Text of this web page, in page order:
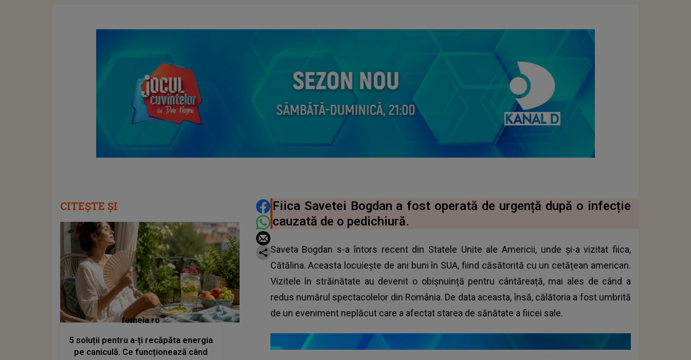
DISTRIBUIE ARTICOLUL
Fiica Savetei Bogdan a fost operată de urgență după o infecție
cauzată de o pedichiură.
Saveta Bogdan s-a întors recent din Statele Unite ale Americii, unde și-a vizitat fiica,
Cătălina. Aceasta locuiește de ani buni în SUA, fiind căsătorită cu un cetățean american.
Vizitele în străinătate au devenit o obișnuință pentru cântăreață, mai ales de când a
redus numărul spectacolelor din România. De data aceasta, însă, călătoria a fost umbrită
de un eveniment neplăcut care a afectat starea de sănătate a fiicei sale.
CITEȘTE ȘI
femeia.ro
5 soluții pentru a-ți recăpăta energia
pe caniculă. Ce funcționează când